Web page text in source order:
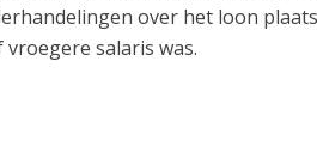
over het loon
salaris was.